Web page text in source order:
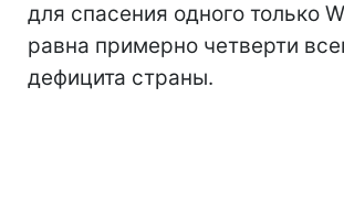
для спасения одного только
равна примерно четверти
дефицита страны.